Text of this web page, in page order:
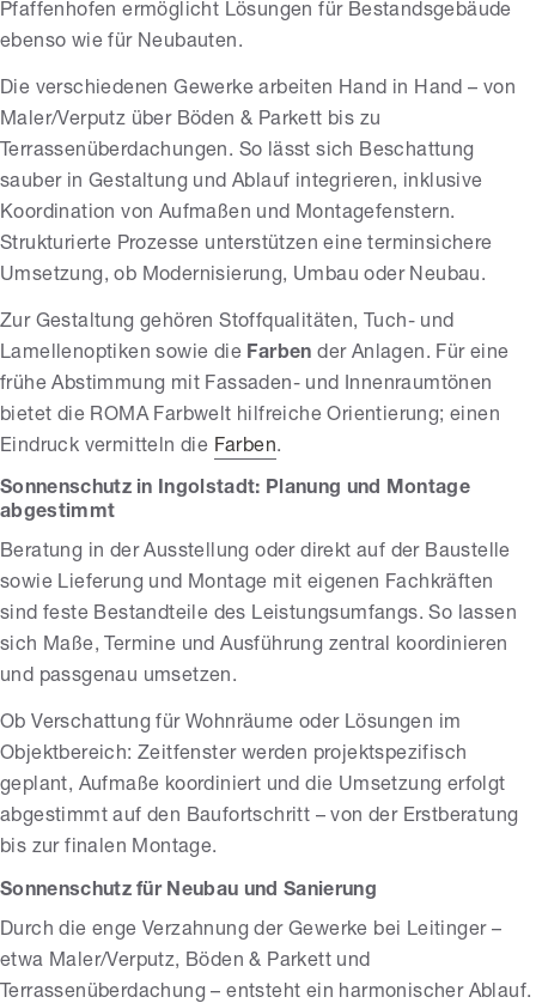
Pfaffenhofen ermöglicht Lösungen für Bestandsgebäude
ebenso wie für Neubauten.
Die verschiedenen Gewerke arbeiten Hand in Hand – von
Maler/Verputz über Böden & Parkett bis zu
Terrassenüberdachungen. So lässt sich Beschattung
sauber in Gestaltung und Ablauf integrieren, inklusive
Koordination von Aufmaßen und Montagefenstern.
Strukturierte Prozesse unterstützen eine terminsichere
Umsetzung, ob Modernisierung, Umbau oder Neubau.
Zur Gestaltung gehören Stoffqualitäten, Tuch- und
Lamellenoptiken sowie die Farben der Anlagen. Für eine
frühe Abstimmung mit Fassaden- und Innenraumtönen
bietet die ROMA Farbwelt hilfreiche Orientierung; einen
Eindruck vermitteln die Farben.
Sonnenschutz in Ingolstadt: Planung und Montage
abgestimmt
Beratung in der Ausstellung oder direkt auf der Baustelle
sowie Lieferung und Montage mit eigenen Fachkräften
sind feste Bestandteile des Leistungsumfangs. So lassen
sich Maße, Termine und Ausführung zentral koordinieren
und passgenau umsetzen.
Ob Verschattung für Wohnräume oder Lösungen im
Objektbereich: Zeitfenster werden projektspezifisch
geplant, Aufmaße koordiniert und die Umsetzung erfolgt
abgestimmt auf den Baufortschritt – von der Erstberatung
bis zur finalen Montage.
Sonnenschutz für Neubau und Sanierung
Durch die enge Verzahnung der Gewerke bei Leitinger –
etwa Maler/Verputz, Böden & Parkett und
Terrassenüberdachung – entsteht ein harmonischer Ablauf.